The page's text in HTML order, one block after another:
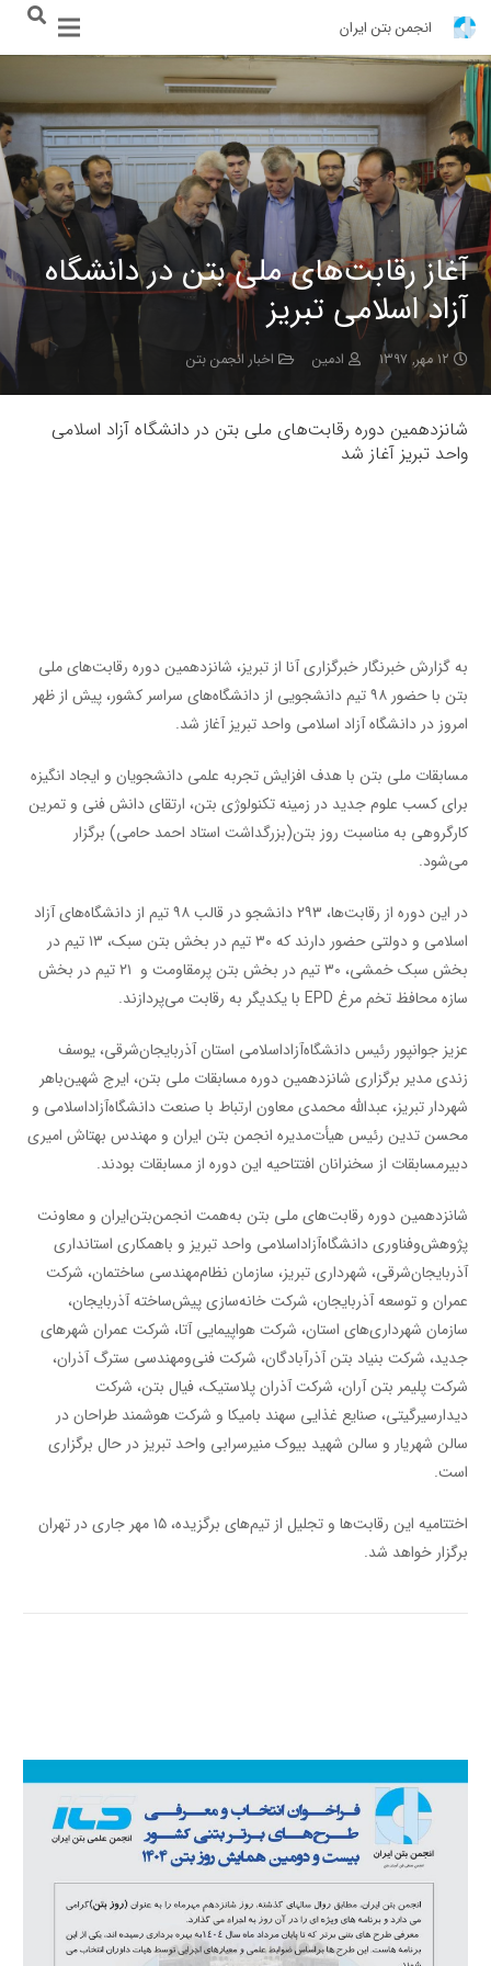
انجمن بتن ایران
آغاز رقابت‌های ملی بتن در دانشگاه
آزاد اسلامی تبریز
۱۲ مهر, ۱۳۹۷ ادمین اخبار انجمن بتن
شانزدهمین دوره رقابت‌های ملی بتن در دانشگاه آزاد اسلامی
واحد تبریز آغاز شد
به گزارش خبرنگار خبرگزاری آنا از تبریز، شانزدهمین دوره رقابت‌های ملی
بتن با حضور ۹۸ تیم دانشجویی از دانشگاه‌های سراسر کشور، پیش از ظهر
امروز در دانشگاه آزاد اسلامی واحد تبریز آغاز شد.
مسابقات ملی بتن با هدف افزایش تجربه علمی دانشجویان و ایجاد انگیزه
برای کسب علوم جدید در زمینه تکنولوژی بتن، ارتقای دانش فنی و تمرین
کار‌گروهی به مناسبت روز بتن(بزرگداشت استاد احمد حامی) برگزار
می‌شود.
در این دوره از رقابت‌ها، ۲۹۳ دانشجو در قالب ۹۸ تیم از دانشگاه‌های آزاد
اسلامی و دولتی حضور دارند که ۳۰ تیم در بخش بتن سبک، ۱۳ تیم در
بخش سبک خمشی، ۳۰ تیم در بخش بتن پرمقاومت و ۲۱ تیم در بخش
سازه محافظ تخم مرغ EPD با یکدیگر به رقابت می‌پردازند.
عزیز جوانپور رئیس دانشگاه‌آزاد‌اسلامی استان آذربایجان‌شرقی، یوسف
زندی مدیر برگزاری شانزدهمین دوره مسابقات ملی بتن، ایرج شهین‌باهر
شهردار تبریز، عبدالله محمدی معاون ارتباط با صنعت دانشگاه‌آزاد‌اسلامی و
محسن تدین رئیس هیأت‌مدیره انجمن بتن ایران و مهندس بهتاش امیری
دبیرمسابقات از سخنرانان افتتاحیه این دوره از مسابقات بودند.
شانزدهمین دوره رقابت‌های ملی بتن به‌همت انجمن‌بتن‌ایران و معاونت
پژوهش‌و‌فناوری دانشگاه‌آزاد‌اسلامی واحد تبریز و با‌همکاری استانداری
آذربایجان‌شرقی، شهرداری تبریز، سازمان نظام‌مهندسی ساختمان، شرکت
عمران و توسعه آذربایجان، شرکت خانه‌سازی پیش‌ساخته آذربایجان،
سازمان شهرداری‌های استان، شرکت هواپیمایی آتا، شرکت عمران شهرهای
جدید، شرکت بنیاد بتن آذرآبادگان، شرکت فنی‌و‌مهندسی سترگ آذران،
شرکت پلیمر بتن آران، شرکت آذران پلاستیک، فیال بتن، شرکت
دیدار‌سیرگیتی، صنایع غذایی سهند بامیکا و شرکت هوشمند طراحان در
سالن شهریار و سالن شهید بیوک منیرسرابی واحد تبریز در حال برگزاری
است.
اختتامیه این رقابت‌ها و تجلیل از تیم‌های برگزیده، ۱۵ مهر جاری در تهران
برگزار خواهد شد.